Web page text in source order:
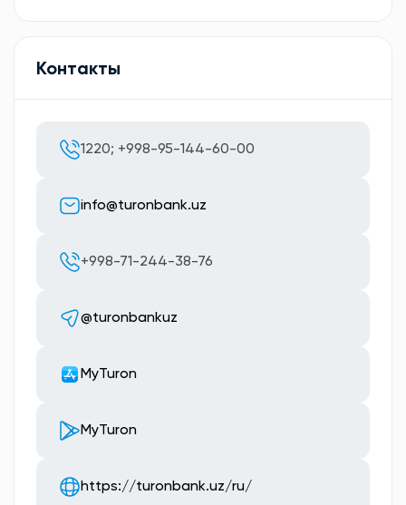
Контакты
1220; +998-95-144-60-00
info@turonbank.uz
+998-71-244-38-76
@turonbankuz
MyTuron
MyTuron
https://turonbank.uz/ru/